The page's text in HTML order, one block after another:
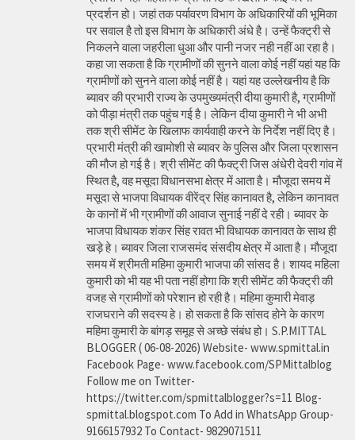
प्रदर्शन हो। जहां तक पर्यावरण विभाग के अधिकारियों की भूमिका
पर सवाल है तो इस विभाग के अधिकारी अंधे है। उन्हें फैक्ट्री से
निकलने वाला जहरीला धुआ और पानी नजर नही नहीं आ रहा है।
कहा जा सकता है कि ग्रामीणों की सुनने वाला कोई नहीं यहां यह कि
ग्रामीणों को सुनने वाला कोई नहीं है। यहां यह उल्लेखनीय है कि
ब्यावर की प्रभारी राज्य के उपमुख्यमंत्री दीया कुमारी है, ग्रामीणों
को पीड़ा मंत्री तक पहुंच गई है। लेकिन दीया कुमारी ने भी अभी
तक श्री सीमेंट के खिलाफ कार्यवाही करने के निर्देश नहीं दिए है।
प्रभारी मंत्री की खामोशी से ब्यावर के पुलिस और जिला प्रशासन
की मौज हो गई है। श्री सीमेंट की फैक्ट्री जिस अंधेरी देवरी गांव में
स्थित है, वह मसूदा विधानसभा क्षेत्र में आता है। मौजूदा समय में
मसूदा से भाजपा विधायक वीरेंद्र सिंह कानावत है, लेकिन कानावत
के कानों में भी ग्रामीणों की आवाज सुनाई नहीं दे रही। ब्यावर के
भाजपा विधायक शंकर सिंह रावत भी विधायक कानावत के साथ ही
खड़े हे। ब्यावर जिला राजसमंद संसदीय क्षेत्र में आता है। मौजूदा
समय में श्रीमती महिमा कुमारी भाजपा की सांसद है। शायद महिला
कुमारी को भी यह भी पता नहीं होगा कि श्री सीमेंट की फैक्ट्री की
वजह से ग्रामीणों को परेशान हो रही है। महिमा कुमारी मेवाड़
राजघराने की सदस्य हे। हो सकता है कि सांसद होने के कारण
महिमा कुमारी के बांगड़ समूह से अच्छे संबंध हो। S.P.MITTAL
BLOGGER ( 06-08-2026) Website- www.spmittal.in
Facebook Page- www.facebook.com/SPMittalblog
Follow me on Twitter-
https://twitter.com/spmittalblogger?s=11 Blog-
spmittal.blogspot.com To Add in WhatsApp Group-
9166157932 To Contact- 9829071511